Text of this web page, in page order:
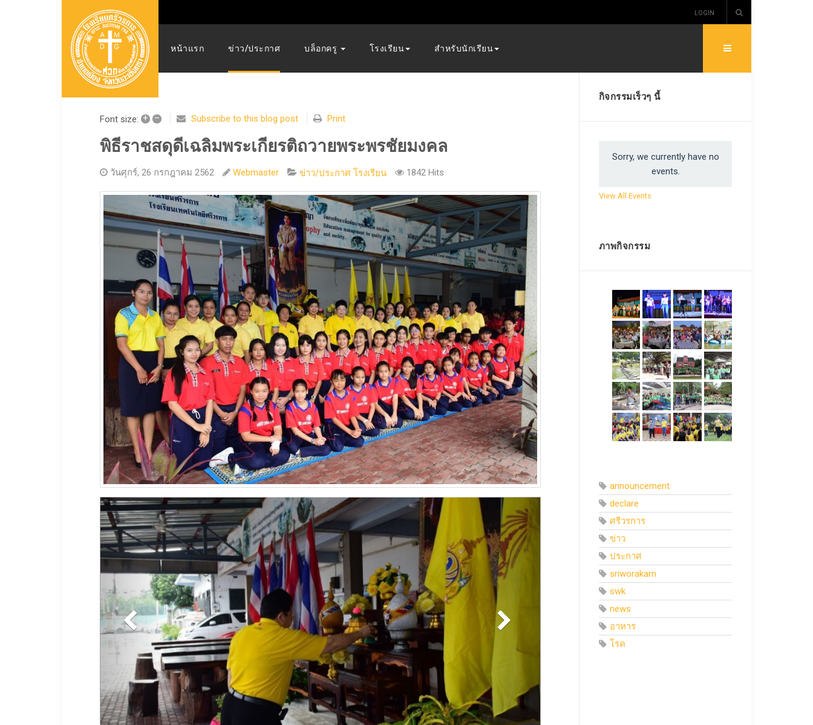
LOGIN
หน้าแรก ข่าว/ประกาศ บล็อกครู โรงเรียน สำหรับนักเรียน
Font size: + – Subscribe to this blog post Print
พิธีราชสดุดีเฉลิมพระเกียรติถวายพระพรชัยมงคล
วันศุกร์, 26 กรกฎาคม 2562 Webmaster ข่าว/ประกาศ โรงเรียน 1842 Hits
กิจกรรมเร็วๆ นี้
Sorry, we currently have no
events.
View All Events
ภาพกิจกรรม
announcement
declare
ศรีวรการ
ข่าว
ประกาศ
sriworakarn
swk
news
อาหาร
โรค